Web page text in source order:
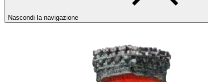
Nascondi la navigazione